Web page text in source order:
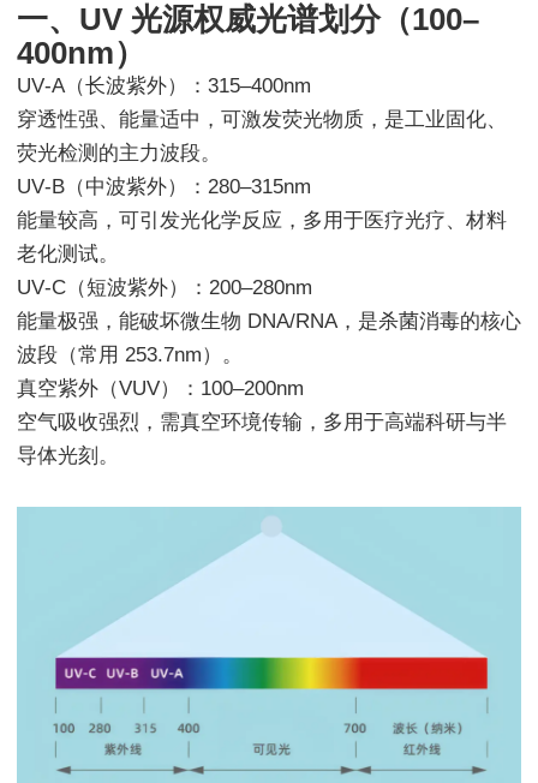
一、UV 光源权威光谱划分（100–
400nm）
UV‑A（长波紫外）：315–400nm
穿透性强、能量适中，可激发荧光物质，是工业固化、
荧光检测的主力波段。
UV‑B（中波紫外）：280–315nm
能量较高，可引发光化学反应，多用于医疗光疗、材料
老化测试。
UV‑C（短波紫外）：200–280nm
能量极强，能破坏微生物 DNA/RNA，是杀菌消毒的核心
波段（常用 253.7nm）。
真空紫外（VUV）：100–200nm
空气吸收强烈，需真空环境传输，多用于高端科研与半
导体光刻。